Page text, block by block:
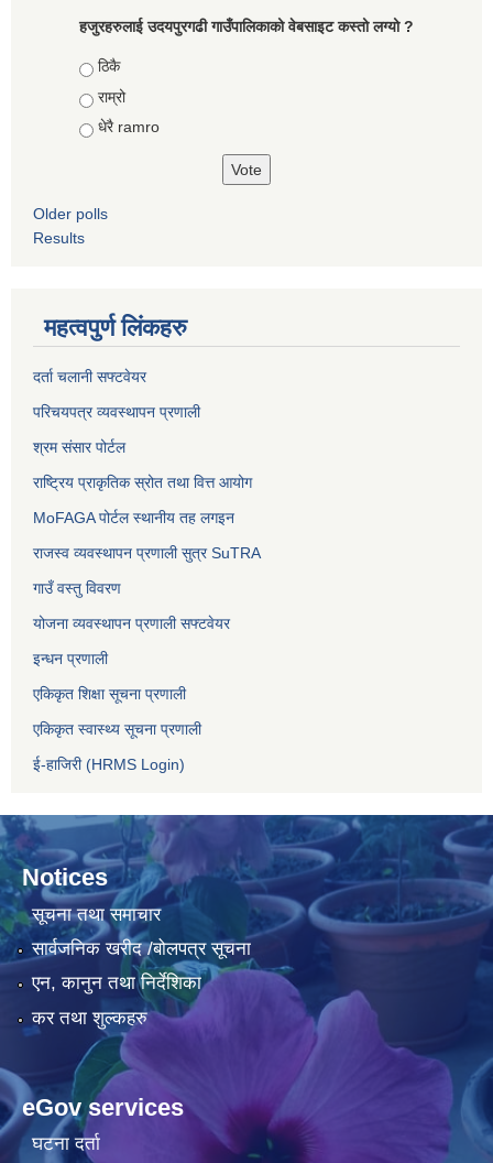
हजुरहरुलाई उदयपुरगढी गाउँपालिकाको वेबसाइट कस्तो लग्यो ?
Choices
ठिकै
राम्रो
धेरै ramro
Older polls
Results
महत्वपुर्ण लिंकहरु
दर्ता चलानी सफ्टवेयर
परिचयपत्र व्यवस्थापन प्रणाली
श्रम संसार पोर्टल
राष्ट्रिय प्राकृतिक स्रोत तथा वित्त आयोग
MoFAGA पोर्टल स्थानीय तह लगइन
राजस्व व्यवस्थापन प्रणाली सुत्र SuTRA
गाउँ वस्तु विवरण
योजना व्यवस्थापन प्रणाली सफ्टवेयर
इन्धन प्रणाली
एकिकृत शिक्षा सूचना प्रणाली
एकिकृत स्वास्थ्य सूचना प्रणाली
ई-हाजिरी (HRMS Login)
Notices
सूचना तथा समाचार
सार्वजनिक खरीद /बोलपत्र सूचना
एन, कानुन तथा निर्देशिका
कर तथा शुल्कहरु
eGov services
घटना दर्ता